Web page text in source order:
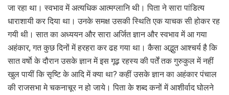
जा रहा था। स्वभाव में अत्यधिक आत्मग्लानि थी। पिता ने सारा पांडित्य
धाराशायी कर दिया था। उनके समक्ष उसकी स्थिति एक याचक सी होकर रह
गयी थी। सात का अध्ययन और सारा अर्जित ज्ञान और स्वभाव में आ गया
अहंकार, गत कुछ दिनों में हरहरा कर ढह गया था। कैसा अद्भुत आश्चर्य है कि
सात वर्षाे के दौरान उसके ज्ञान में इस गूढ़ रहस्य की पर्तें तक गुरुकुल में नहीं
खुल पायीं कि सृष्टि के आदि में क्या था? कहीं उसके ज्ञान का अहंकार पंचाल
की राजसभा मे चकनाचूर न हो जाये। पिता के शब्द कनों में आशीर्वाद घोलने